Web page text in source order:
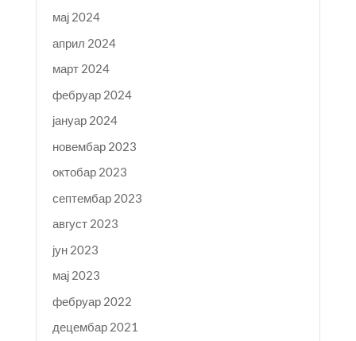
мај 2024
април 2024
март 2024
фебруар 2024
јануар 2024
новембар 2023
октобар 2023
септембар 2023
август 2023
јун 2023
мај 2023
фебруар 2022
децембар 2021